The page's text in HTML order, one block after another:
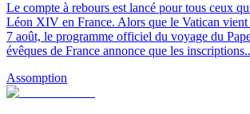
Le compte à rebours est lancé pour tous ceux
Léon XIV en France. Alors que le Vatican
7 août, le programme officiel du voyage du
évêques de France annonce que les
Assomption